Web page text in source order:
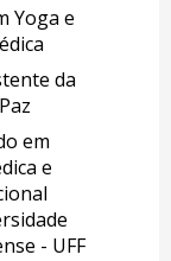
Yoga e
da
em
e
- UFF